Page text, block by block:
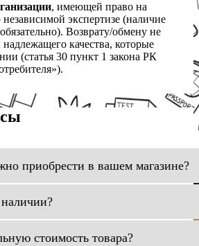
, имеющей право на
независимой экспертизе (наличие
Возврату/обмену не
качества, которые
(статья 30 пункт 1 закона РК
приобрести в вашем магазине?
стоимость товара?